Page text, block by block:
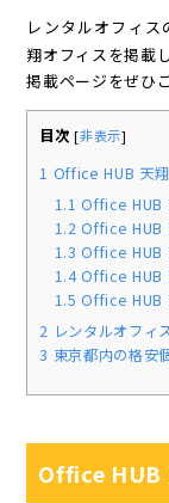
レンタルオフィス
翔オフィスを掲載
掲載ページをぜひ
目次 [非表示]
1 Office HUB 天
1.1 Office HUB
1.2 Office HUB
1.3 Office HUB
1.4Office HUB
1.5 Office HUB
2 レンタルオフィ
3 東京都内の格安
Office HUB